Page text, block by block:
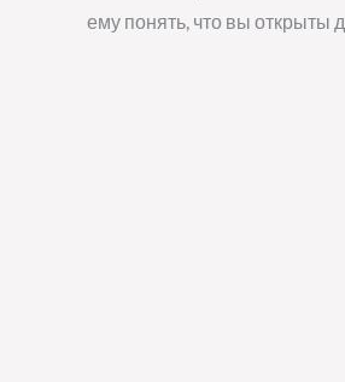
ему понять, что вы открыты